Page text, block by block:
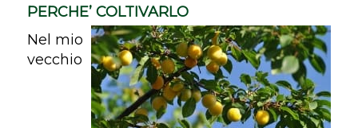
PERCHE’ COLTIVARLO
Nel mio
vecchio